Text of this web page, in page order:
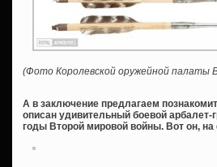
(Фото Королевской оружейной палаты
А в заключение предлагаем
описан удивительный боевой арбалет-
годы Второй мировой войны. Вот он, на